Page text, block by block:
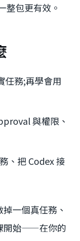
整包更有效。
任務;再學會用
與權限、
、把 Codex 接
一個真任務、
開始——在你的